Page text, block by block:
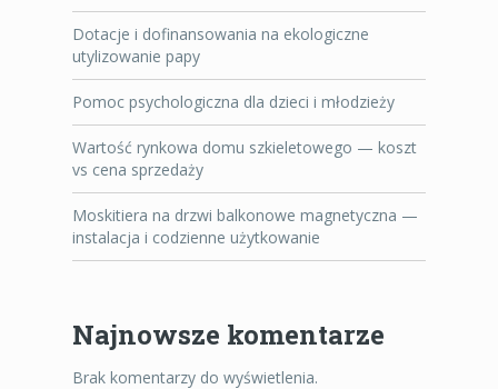
Dotacje i dofinansowania na ekologiczne
utylizowanie papy
Pomoc psychologiczna dla dzieci i młodzieży
Wartość rynkowa domu szkieletowego — koszt
vs cena sprzedaży
Moskitiera na drzwi balkonowe magnetyczna —
instalacja i codzienne użytkowanie
Najnowsze komentarze
Brak komentarzy do wyświetlenia.